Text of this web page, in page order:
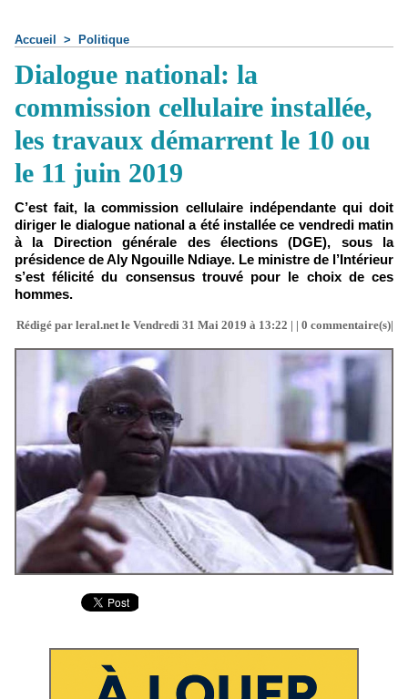
Accueil > Politique
Dialogue national: la
commission cellulaire installée,
les travaux démarrent le 10 ou
le 11 juin 2019
C’est fait, la commission cellulaire indépendante qui doit
diriger le dialogue national a été installée ce vendredi matin
à la Direction générale des élections (DGE), sous la
présidence de Aly Ngouille Ndiaye. Le ministre de l’Intérieur
s’est félicité du consensus trouvé pour le choix de ces
hommes.
Rédigé par leral.net le Vendredi 31 Mai 2019 à 13:22 | | 0 commentaire(s)|